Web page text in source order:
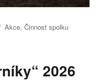
Rubriky:
Akce,Činnost spolku
2026